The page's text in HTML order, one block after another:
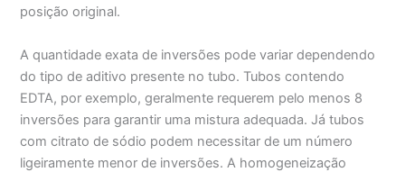
posição original.
A quantidade exata de inversões pode variar dependendo
do tipo de aditivo presente no tubo. Tubos contendo
EDTA, por exemplo, geralmente requerem pelo menos 8
inversões para garantir uma mistura adequada. Já tubos
com citrato de sódio podem necessitar de um número
ligeiramente menor de inversões. A homogeneização